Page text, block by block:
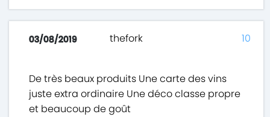
03/08/2019 thefork
De très beaux produits Une carte des vins
juste extra ordinaire Une déco classe propre
et beaucoup de goût
10